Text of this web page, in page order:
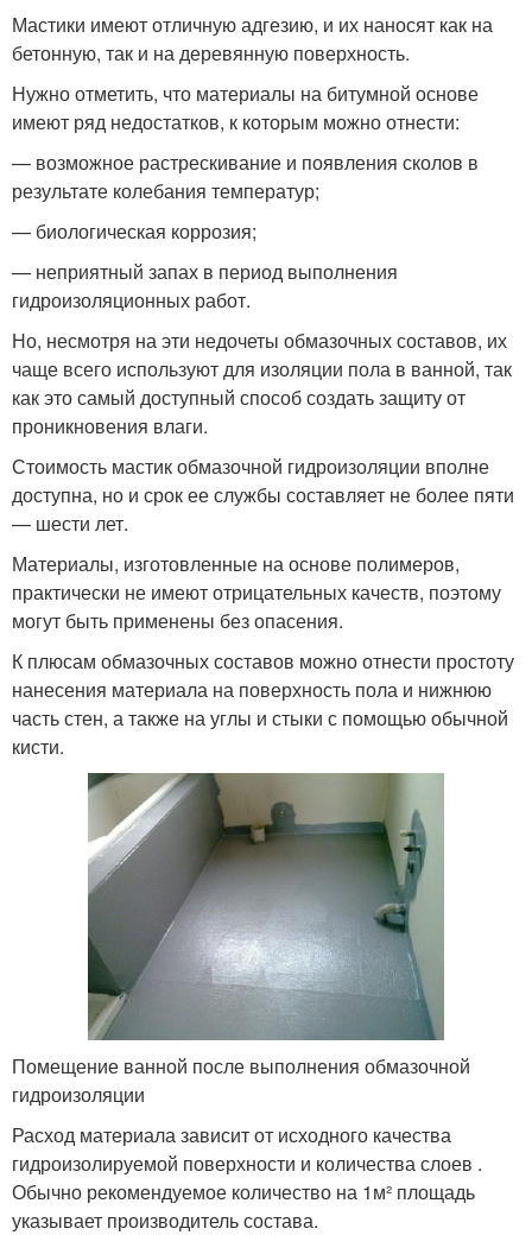
Мастики имеют отличную адгезию, и их наносят как на
бетонную, так и на деревянную поверхность.
Нужно отметить, что материалы на битумной основе
имеют ряд недостатков, к которым можно отнести:
— возможное растрескивание и появления сколов в
результате колебания температур;
— биологическая коррозия;
— неприятный запах в период выполнения
гидроизоляционных работ.
Но, несмотря на эти недочеты обмазочных составов, их
чаще всего используют для изоляции пола в ванной, так
как это самый доступный способ создать защиту от
проникновения влаги.
Стоимость мастик обмазочной гидроизоляции вполне
доступна, но и срок ее службы составляет не более пяти
— шести лет.
Материалы, изготовленные на основе полимеров,
практически не имеют отрицательных качеств, поэтому
могут быть применены без опасения.
К плюсам обмазочных составов можно отнести простоту
нанесения материала на поверхность пола и нижнюю
часть стен, а также на углы и стыки с помощью обычной
кисти.
Помещение ванной после выполнения обмазочной
гидроизоляции
Расход материала зависит от исходного качества
гидроизолируемой поверхности и количества слоев .
Обычно рекомендуемое количество на 1м² площадь
указывает производитель состава.